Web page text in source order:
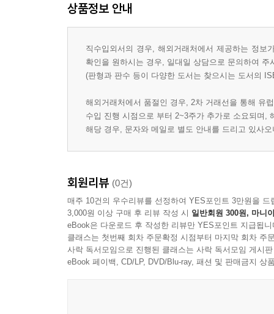
상품정보 안내
직수입외서의 경우, 해외거래처에서 제공하는 정
확인을 원하시는 경우, 일대일 상담으로 문의하여 주
(판형과 판수 등이 다양한 도서는 찾으시는 도서의
해외거래처에서 품절인 경우, 2차 거래선을 통해 유
수입 진행 시점으로 부터 2~3주가 추가로 소요되며,
해당 경우, 문자와 메일로 별도 안내를 드리고 있사
회원리뷰 (0건)
매주 10건의 우수리뷰를 선정하여 YES포인트 3만원을 드
3,000원 이상 구매 후 리뷰 작성 시 일반회원 300원, 마니
eBook은 다운로드 후 작성한 리뷰만 YES포인트 지급됩니
클래스는 첫번째 회차 주문확정 시점부터 마지막 회차 주
사락 독서모임으로 진행된 클래스는 사락 독서모임 게시
eBook 페이백, CD/LP, DVD/Blu-ray, 패션 및 판매금지 상